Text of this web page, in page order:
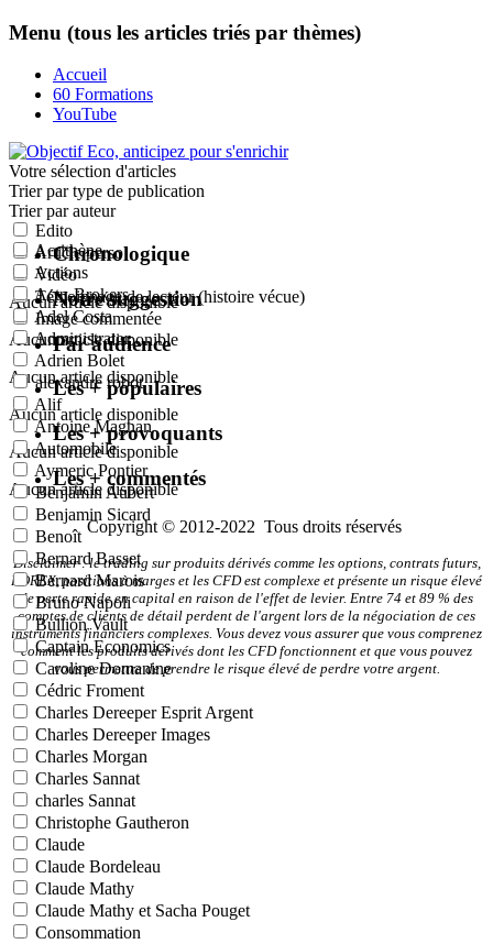
Menu (tous les articles triés par thèmes)
Accueil
60 Formations
YouTube
Votre sélection d'articles
Trier par type de publication
Edito
Article perso
Vidéo
Témoignage de lecteur (histoire vécue)
Image commentée
Trier par auteur
Acrithène
Actions
Actu-Brokers
Adel Costa
Administrator
Adrien Bolet
alexandre robot
Alif
Antoine Magnan
Automobile
Aymeric Pontier
Benjamin Aubert
Benjamin Sicard
Benoît
Bernard Basset
Bernard Marois
Bruno Napoli
Bullion Vault
Captain Economics
Caroline Domanine
Cédric Froment
Charles Dereeper Esprit Argent
Charles Dereeper Images
Charles Morgan
Charles Sannat
charles Sannat
Christophe Gautheron
Claude
Claude Bordeleau
Claude Mathy
Claude Mathy et Sacha Pouget
Consommation
Chronologique
Notre suggestion
Par audience
Les + populaires
Les + provoquants
Les + commentés
Aucun article disponible
Aucun article disponible
Aucun article disponible
Aucun article disponible
Aucun article disponible
Aucun article disponible
Copyright © 2012-2022 Tous droits réservés
Disclaimer : le trading sur produits dérivés comme les options, contrats futurs,
FOREX, positions à marges et les CFD est complexe et présente un risque élevé
de perte rapide en capital en raison de l'effet de levier. Entre 74 et 89 % des
comptes de clients de détail perdent de l'argent lors de la négociation de ces
instruments financiers complexes. Vous devez vous assurer que vous comprenez
comment les produits dérivés dont les CFD fonctionnent et que vous pouvez
vous permettre de prendre le risque élevé de perdre votre argent.